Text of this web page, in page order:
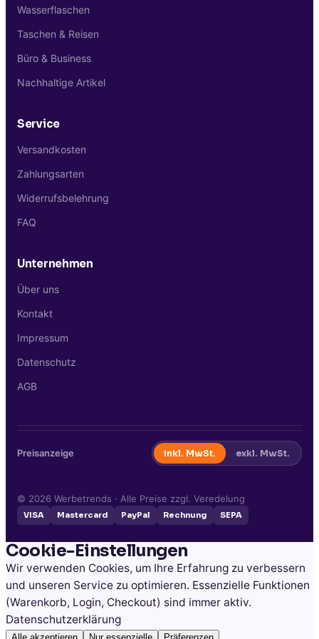
Wasserflaschen
Taschen & Reisen
Büro & Business
Nachhaltige Artikel
Service
Versandkosten
Zahlungsarten
Widerrufsbelehrung
FAQ
Unternehmen
Über uns
Kontakt
Impressum
Datenschutz
AGB
Preisanzeige inkl. MwSt. exkl. MwSt.
© 2026 Werbetrends · Alle Preise zzgl. Veredelung
VISA Mastercard PayPal Rechnung SEPA
Cookie-Einstellungen
Wir verwenden Cookies, um Ihre Erfahrung zu verbessern
und unseren Service zu optimieren. Essenzielle Funktionen
(Warenkorb, Login, Checkout) sind immer aktiv.
Datenschutzerklärung
Alle akzeptieren Nur essenzielle Präferenzen